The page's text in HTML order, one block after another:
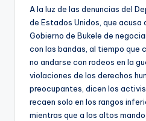
A la luz de las denuncias del
de Estados Unidos, que acusa
Gobierno de Bukele de
con las bandas, al tiempo que
no andarse con rodeos en la
violaciones de los derechos
preocupantes, dicen los
recaen solo en los rangos
mientras que a los altos